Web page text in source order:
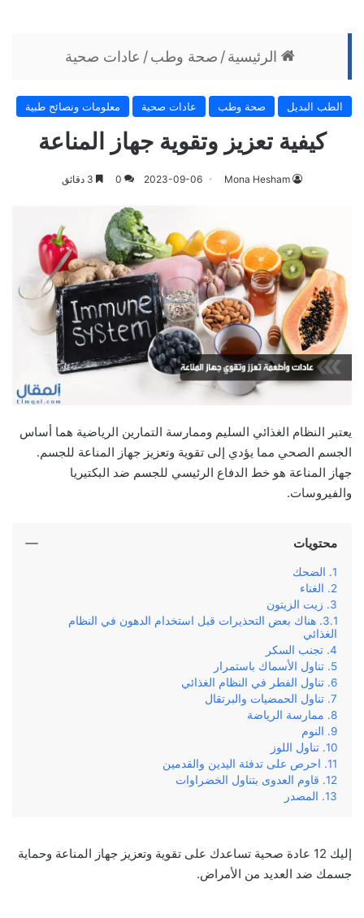
الرئيسية/ صحة وطب/ عادات صحية
الطب البديل صحة وطب عادات صحية معلومات ونصائح طبية
كيفية تعزيز وتقوية جهاز المناعة
Mona Hesham
2023-09-06
0
يعتبر النظام الغذائي السليم وممارسة التمارين الرياضية هما أساس
الجسم الصحي مما يؤدي إلى تقوية وتعزيز جهاز المناعة للجسم.
جهاز المناعة هو خط الدفاع الرئيسي للجسم ضد البكتيريا
والفيروسات.
محتويات
الضحك
الغناء
زيت الزيتون
هناك بعض التحذيرات قبل استخدام الدهون في النظام
الغذائي
تجنب السكر
تناول الأسماك باستمرار
تناول الفطر في النظام الغذائي
تناول الحمضيات والبرتقال
ممارسة الرياضة
النوم
تناول اللوز
احرص على تدفئة اليدين والقدمين
قاوم العدوى بتناول الخضراوات
المصدر
إليك 12 عادة صحية تساعدك على تقوية وتعزيز جهاز المناعة وحماية
جسمك ضد العديد من الأمراض.